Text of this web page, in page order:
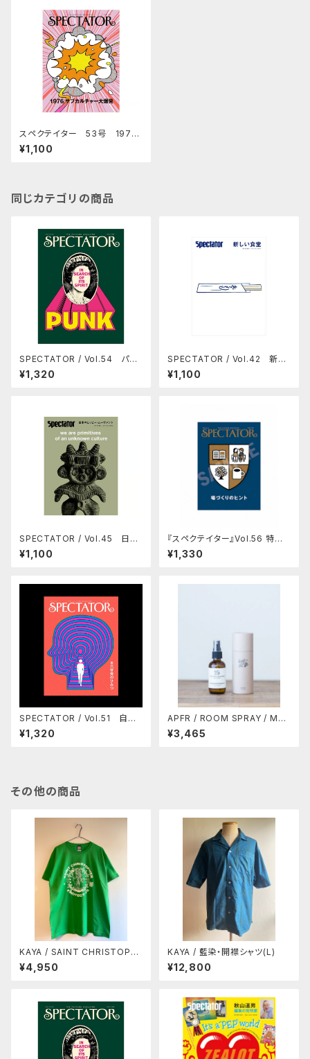
スペクテイター 53号 1976
サブカルチャー大爆発
¥1,100
同じカテゴリの商品
SPECTATOR / Vol.54 パン
クの正体
¥1,320
SPECTATOR / Vol.42 新し
い食堂
¥1,100
SPECTATOR / Vol.45 日本
のヒッピー・ムーヴメント
¥1,100
『スペクテイター』Vol.56 特集：
場づくりのヒント
¥1,330
SPECTATOR / Vol.51 自己
啓発のひみつ
¥1,320
APFR / ROOM SPRAY / MO
SS SWAMP (10%OFF)
¥3,465
その他の商品
KAYA / SAINT CHRISTOPH
ER TEE
¥4,950
KAYA / 藍染・開襟シャツ(L)
¥12,800